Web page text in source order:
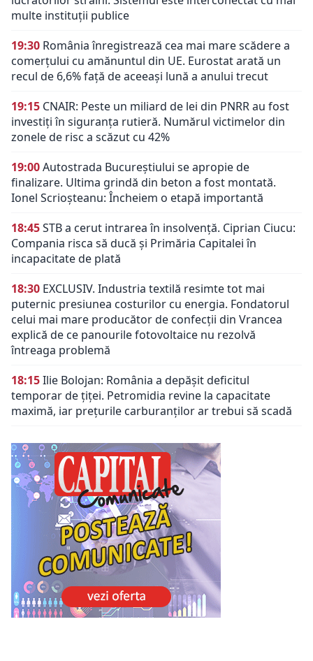
multe instituții publice
19:30 România înregistrează cea mai mare scădere a
comerțului cu amănuntul din UE. Eurostat arată un
recul de 6,6% față de aceeași lună a anului trecut
19:15 CNAIR: Peste un miliard de lei din PNRR au fost
investiți în siguranța rutieră. Numărul victimelor din
zonele de risc a scăzut cu 42%
19:00Autostrada Bucureștiului se apropie de
finalizare. Ultima grindă din beton a fost montată.
Ionel Scrioșteanu: Încheiem o etapă importantă
18:45STB a cerut intrarea în insolvență. Ciprian Ciucu:
Compania risca să ducă și Primăria Capitalei în
incapacitate de plată
18:30 EXCLUSIV. Industria textilă resimte tot mai
puternic presiunea costurilor cu energia. Fondatorul
celui mai mare producător de confecții din Vrancea
explică de ce panourile fotovoltaice nu rezolvă
întreaga problemă
18:15Ilie Bolojan: România a depășit deficitul
temporar de țiței. Petromidia revine la capacitate
maximă, iar prețurile carburanților ar trebui să scadă